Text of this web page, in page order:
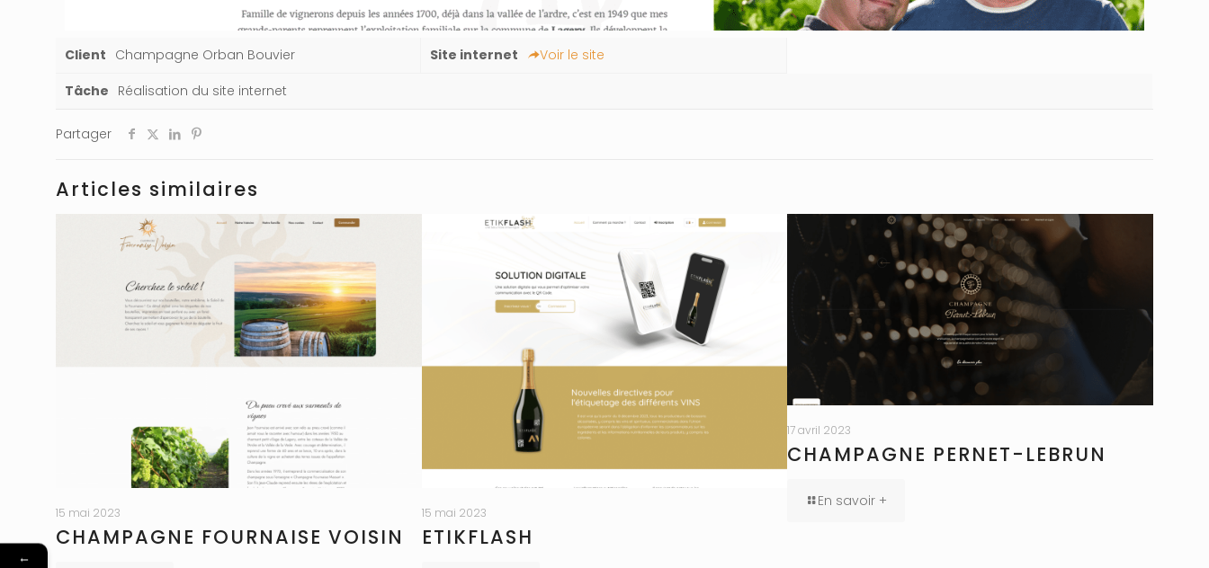
Client Champagne Orban Bouvier Site internet
Voir le site
Tâche Réalisation du site internet
Partager
Articles similaires
15 mai 2023
CHAMPAGNE FOURNAISE VOISIN
15 mai 2023
ETIKFLASH
17 avril 2023
CHAMPAGNE PERNET-LEBRUN
En savoir +
←